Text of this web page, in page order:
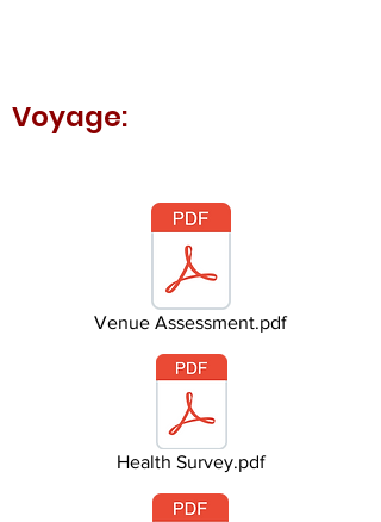
Voyage:
Venue Assessment.pdf
Health Survey.pdf